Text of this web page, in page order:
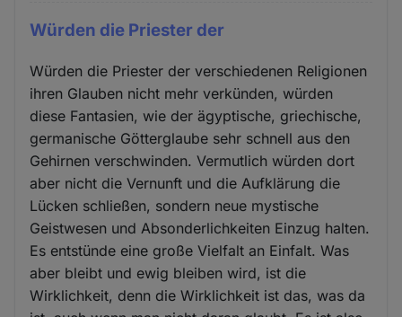
Würden die Priester der
Würden die Priester der verschiedenen Religionen
ihren Glauben nicht mehr verkünden, würden
diese Fantasien, wie der ägyptische, griechische,
germanische Götterglaube sehr schnell aus den
Gehirnen verschwinden. Vermutlich würden dort
aber nicht die Vernunft und die Aufklärung die
Lücken schließen, sondern neue mystische
Geistwesen und Absonderlichkeiten Einzug halten.
Es entstünde eine große Vielfalt an Einfalt. Was
aber bleibt und ewig bleiben wird, ist die
Wirklichkeit, denn die Wirklichkeit ist das, was da